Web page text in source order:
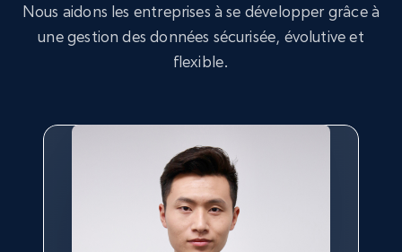
and country
Account id, Nickname, Biography, Awg
engagement rate, Comment engagement rate,
Youtube - Videos posts
Nous aidons les entreprises à se développer grâce à
une gestion des données sécurisée, évolutive et
flexible.